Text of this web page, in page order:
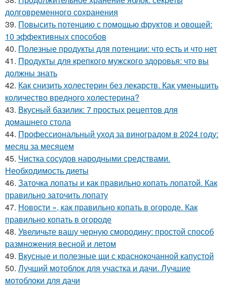
долговременного сохранения
39. Повысить потенцию с помощью фруктов и овощей:
10 эффективных способов
40. Полезные продукты для потенции: что есть и что нет
41. Продукты для крепкого мужского здоровья: что вы
должны знать
42. Как снизить холестерин без лекарств. Как уменьшить
количество вредного холестерина?
43. Вкусный базилик: 7 простых рецептов для
домашнего стола
44. Профессиональный уход за виноградом в 2024 году:
месяц за месяцем
45. Чистка сосудов народными средствами.
Необходимость диеты
46. Заточка лопаты и как правильно копать лопатой. Как
правильно заточить лопату
47. Новости », как правильно копать в огороде. Как
правильно копать в огороде
48. Увеличьте вашу черную смородину: простой способ
размножения весной и летом
49. Вкусные и полезные щи с краснокочанной капустой
50. Лучший мотоблок для участка и дачи. Лучшие
мотоблоки для дачи